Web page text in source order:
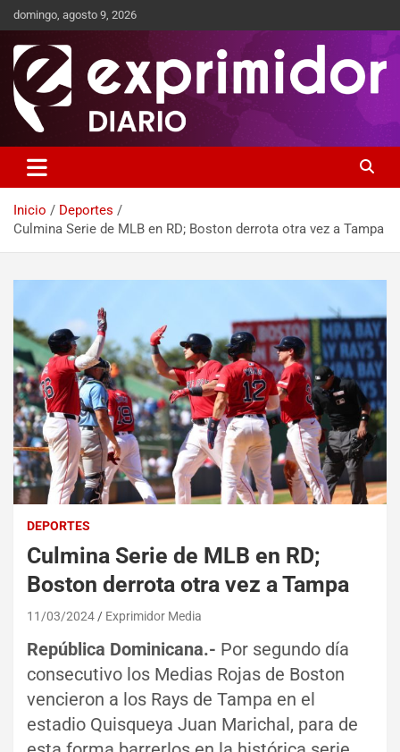
domingo, agosto 9, 2026
Exprimidor media
Inicio
Deportes
Culmina Serie de MLB en RD; Boston derrota otra vez a Tampa
DEPORTES
Culmina Serie de MLB en RD;
Boston derrota otra vez a Tampa
11/03/2024 Exprimidor Media
República Dominicana.- Por segundo día
consecutivo los Medias Rojas de Boston
vencieron a los Rays de Tampa en el
estadio Quisqueya Juan Marichal, para de